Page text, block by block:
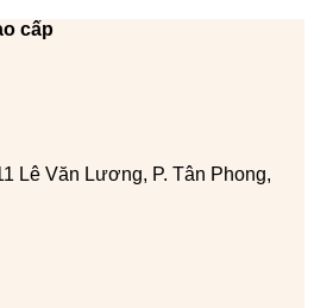
cấp
Lê Văn Lương, P. Tân Phong,